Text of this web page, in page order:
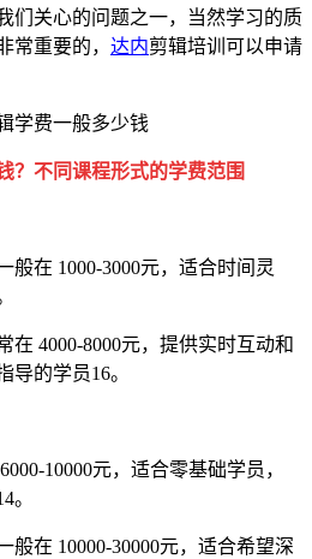
们关心的问题之一，当然学习的质
常重要的， 达内剪辑培训可以申请
？不同课程形式的学费范围
般在 1000-3000元，适合时间灵
在 4000-8000元，提供实时互动和
导的学员16。
10000元，适合零基础学员，
。
般在 10000-30000元，适合希望深